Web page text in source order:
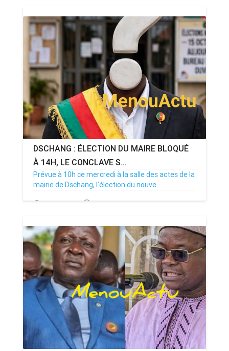
DSCHANG : ÉLECTION DU MAIRE BLOQUÉ
À 14H, LE CONCLAVE S...
Prévue à 10h ce mercredi à la salle des actes de la
mairie de Dschang, l’élection du nouve...
15/07/26 Par MenouActu 0